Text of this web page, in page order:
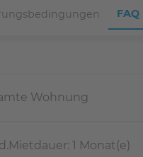
FAQ
Wohnung
1 Monat(e)